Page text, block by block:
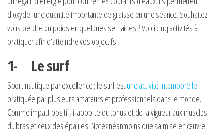
d’oxyder une quantité importante de graisse en une séance. Souhaitez-
vous perdre du poids en quelques semaines ? Voici cinq activités à
pratiquer afin d’atteindre vos objectifs.
1- Le surf
Sport nautique par excellence ; le surf estune activité intemporelle
pratiquée par plusieurs amateurs et professionnels dans le monde.
Comme impact positif, il apporte du tonus et de la vigueur aux muscles
du bras et ceux des épaules. Notez néanmoins que sa mise en œuvre